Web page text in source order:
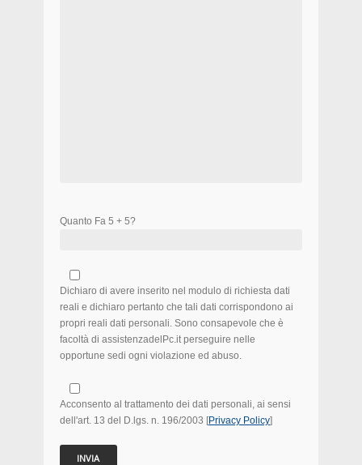
Quanto Fa 5 + 5?
Dichiaro di avere inserito nel modulo di richiesta dati
reali e dichiaro pertanto che tali dati corrispondono ai
propri reali dati personali. Sono consapevole che è
facoltà di assistenzadelPc.it perseguire nelle
opportune sedi ogni violazione ed abuso.
Acconsento al trattamento dei dati personali, ai sensi
dell'art. 13 del D.lgs. n. 196/2003 [Privacy Policy]